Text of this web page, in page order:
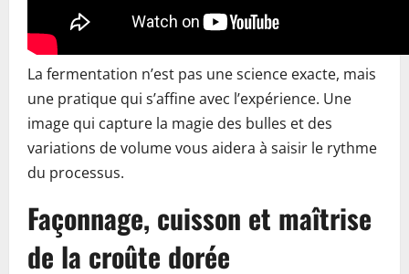
La fermentation n’est pas une science exacte, mais
une pratique qui s’affine avec l’expérience. Une
image qui capture la magie des bulles et des
variations de volume vous aidera à saisir le rythme
du processus.
Façonnage, cuisson et maîtrise
de la croûte dorée